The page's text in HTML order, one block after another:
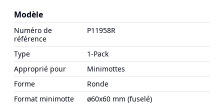
Modèle
Numéro de
référence
P11958R
Type
1-Pack
Approprié pour
Minimottes
Forme
Ronde
Format minimotte
ø60x60 mm (fuselé)